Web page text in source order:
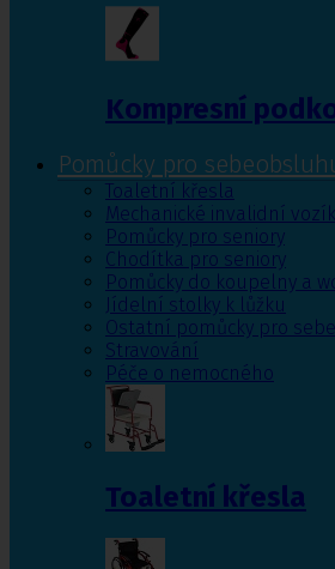
Kompresní
Pomůcky pro
Toaletní křesla
Mechanické invalidní
Pomůcky pro seniory
Chodítka pro seniory
Pomůcky do koupelny a
Jídelní stolky k lůžku
Ostatní pomůcky pro
Stravování
Péče o nemocného
Toaletní křesla